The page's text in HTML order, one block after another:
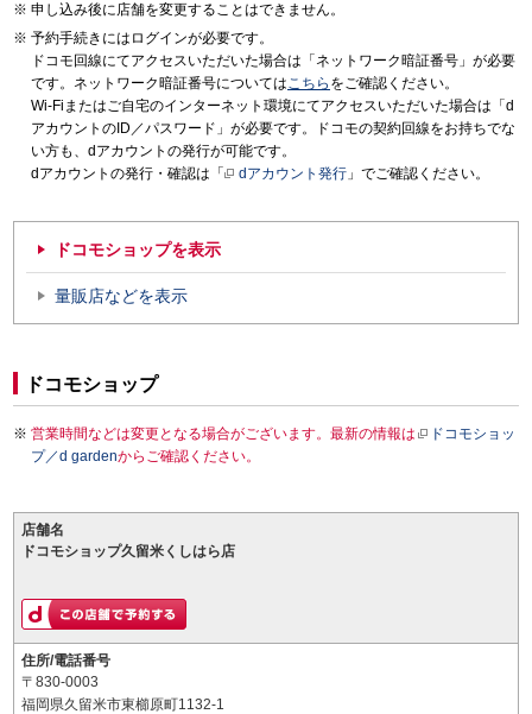
申し込み後に店舗を変更することはできません。
予約手続きにはログインが必要です。
ドコモ回線にてアクセスいただいた場合は「ネットワーク暗証番号」が必要
です。ネットワーク暗証番号についてはこちら をご確認ください。
Wi-Fiまたはご自宅のインターネット環境にてアクセスいただいた場合は「d
アカウントのID／パスワード」が必要です。ドコモの契約回線をお持ちでな
い方も、dアカウントの発行が可能です。
dアカウントの発行・確認は「
dアカウント発行 」でご確認ください。
ドコモショップを表示
量販店などを表示
ドコモショップ
営業時間などは変更となる場合がございます。最新の情報は
ドコモショッ
プ／d gardenからご確認ください。
店舗名
ドコモショップ久留米くしはら店
住所/電話番号
〒830-0003
福岡県久留米市東櫛原町1132-1